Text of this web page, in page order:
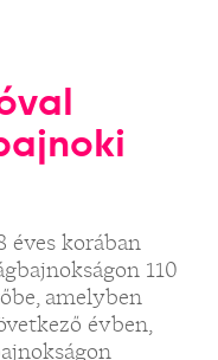
éves korában
110
amelyben
évben,